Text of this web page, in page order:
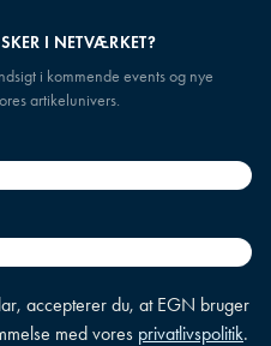
I NETVÆRKET?
i kommende events og nye
artikelunivers.
accepterer du, at EGN bruger
med vores privatlivspolitik.